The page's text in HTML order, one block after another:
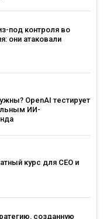
под контроля во
они атаковали
OpenAI тестирует
ИИ-
курс для CEO и
созданную